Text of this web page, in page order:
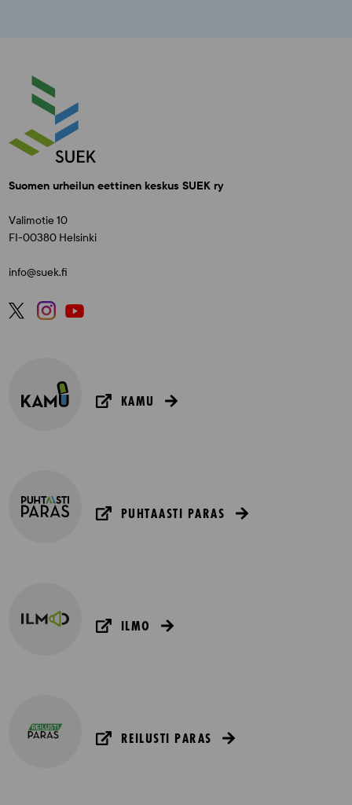
Suomen urheilun eettinen keskus SUEK ry
Valimotie 10
FI-00380 Helsinki
info@suek.fi
KAMU
PUHTAASTI PARAS
ILMO
REILUSTI PARAS